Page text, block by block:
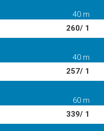
40 m
260/ 1
40 m
257/ 1
60 m
339/ 1